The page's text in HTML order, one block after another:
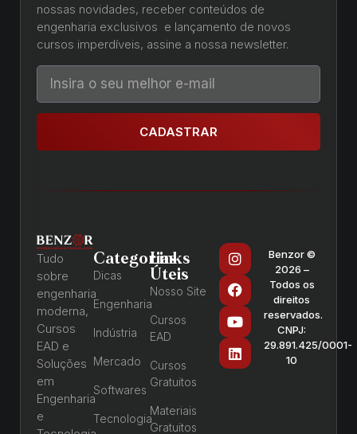
nossas novidades, receber conteúdos de
engenharia exclusivos e lançamento de novos
cursos imperdíveis, assine a nossa newsletter.
CADASTRAR
Tudo
sobre
engenharia
moderna,
Cursos
EAD e
Soluções
em
Engenharia
e
Categorias
Dicas
Engenharia
Indústria
Mercado
Softwares
Tecnologia
Links
Úteis
Nosso Site
Cursos
EAD
Cursos
Gratuitos
Materiais
Gratuitos
Benzor ©
2026 –
Todos os
direitos
reservados.
CNPJ:
29.891.425/0001-
10